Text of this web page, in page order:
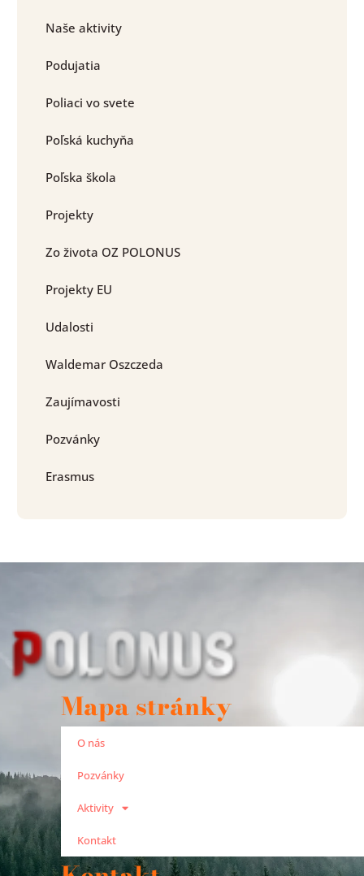
Naše aktivity
Podujatia
Poliaci vo svete
Poľská kuchyňa
Poľska škola
Projekty
Zo života OZ POLONUS
Projekty EU
Udalosti
Waldemar Oszczeda
Zaujímavosti
Pozvánky
Erasmus
Mapa stránky
O nás
Pozvánky
Aktivity
Kontakt